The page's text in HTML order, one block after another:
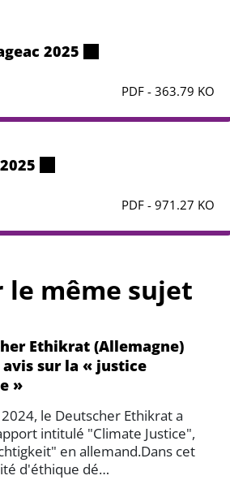
2025
PDF - 363.79 KO
PDF - 971.27 KO
le même sujet
Ethikrat (Allemagne)
sur la « justice
»
le Deutscher Ethikrat a
intitulé "Climate Justice",
en allemand.Dans cet
d'éthique dé…